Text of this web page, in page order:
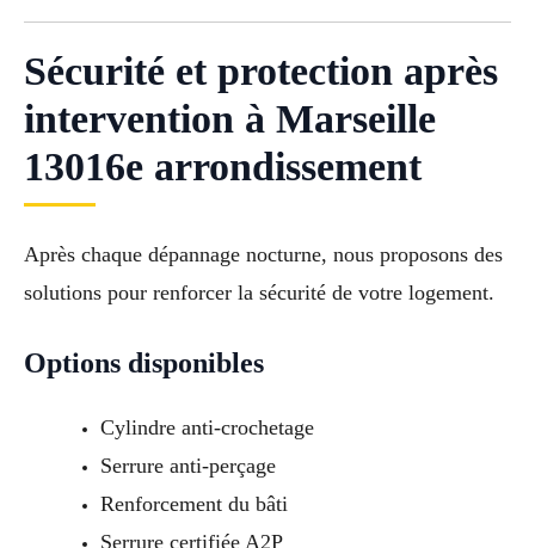
Sécurité et protection après
intervention à Marseille
13016e arrondissement
Après chaque dépannage nocturne, nous proposons des
solutions pour renforcer la sécurité de votre logement.
Options disponibles
Cylindre anti-crochetage
Serrure anti-perçage
Renforcement du bâti
Serrure certifiée A2P